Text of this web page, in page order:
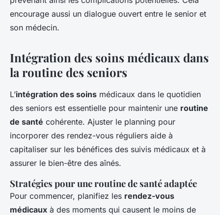
encourage aussi un dialogue ouvert entre le senior et
son médecin.
Intégration des soins médicaux dans
la routine des seniors
L’intégration des soins médicaux dans le quotidien
des seniors est essentielle pour maintenir une routine
de santé cohérente. Ajuster le planning pour
incorporer des rendez-vous réguliers aide à
capitaliser sur les bénéfices des suivis médicaux et à
assurer le bien-être des aînés.
Stratégies pour une routine de santé adaptée
Pour commencer, planifiez les rendez-vous
médicaux à des moments qui causent le moins de